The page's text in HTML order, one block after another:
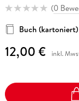
(0
Buch (kartoniert)
12,00 € inkl.